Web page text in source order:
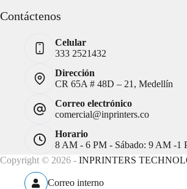
Contáctenos
Celular
333 2521432
Dirección
CR 65A # 48D – 21, Medellín
Correo electrónico
comercial@inprinters.co
Horario
8 AM - 6 PM - Sábado: 9 AM -1
Copyright © 2026 - INPRINTERS
Correo interno